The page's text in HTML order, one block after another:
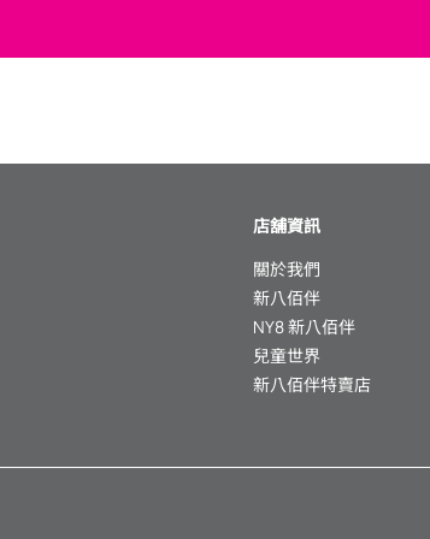
店舖資訊
關於我們
新八佰伴
NY8 新八佰伴
兒童世界
新八佰伴特賣店